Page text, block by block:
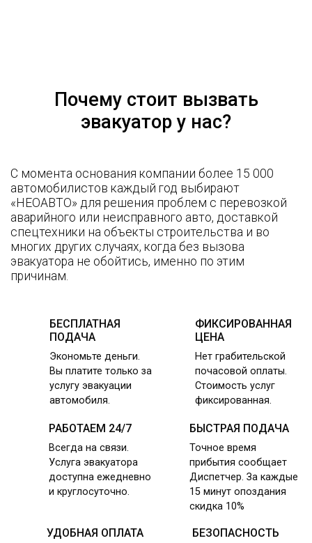
Почему стоит вызвать
эвакуатор у нас?
С момента основания компании более 15 000
автомобилистов каждый год выбирают
«НЕОАВТО» для решения проблем с перевозкой
аварийного или неисправного авто, доставкой
спецтехники на объекты строительства и во
многих других случаях, когда без вызова
эвакуатора не обойтись, именно по этим
причинам.
БЕСПЛАТНАЯ
ПОДАЧА
Экономьте деньги.
Вы платите только за
услугу эвакуации
автомобиля.
ФИКСИРОВАННАЯ
ЦЕНА
Нет грабительской
почасовой оплаты.
Стоимость услуг
фиксированная.
РАБОТАЕМ 24/7
Всегда на связи.
Услуга эвакуатора
доступна ежедневно
и круглосуточно.
БЫСТРАЯ ПОДАЧА
Точное время
прибытия сообщает
Диспетчер. За каждые
15 минут опоздания
скидка 10%
УДОБНАЯ ОПЛАТА БЕЗОПАСНОСТЬ